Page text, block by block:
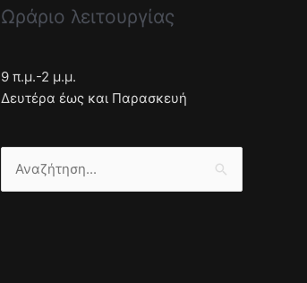
Ωράριο λειτουργίας
9 π.μ.-2 μ.μ.
Δευτέρα έως και Παρασκευή
Αναζήτηση
για: